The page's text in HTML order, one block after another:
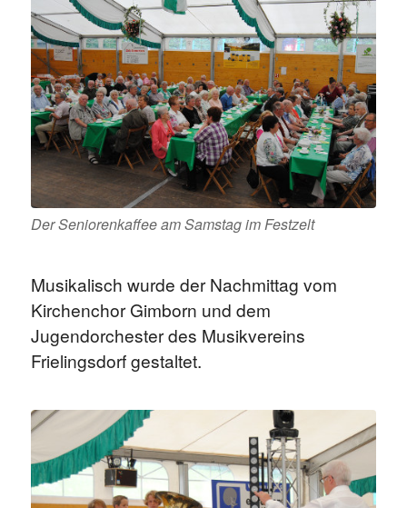
Der Seniorenkaffee am Samstag im Festzelt
Musikalisch wurde der Nachmittag vom
Kirchenchor Gimborn und dem
Jugendorchester des Musikvereins
Frielingsdorf gestaltet.